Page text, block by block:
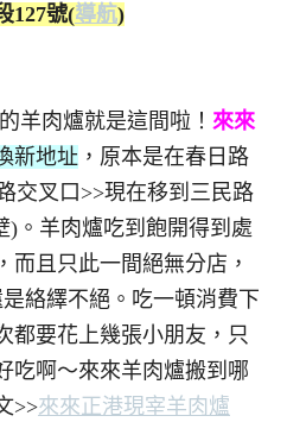
127號(導航)
的羊肉爐就是這間啦！ 來來
新地址 ，原本是在春日路
交叉口>>現在移到三民路
)。羊肉爐吃到飽開得到處
而且只此一間絕無分店，
絡繹不絕。吃一頓消費下
都要花上幾張小朋友，只
吃啊～來來羊肉爐搬到哪
>>來來正港現宰羊肉爐